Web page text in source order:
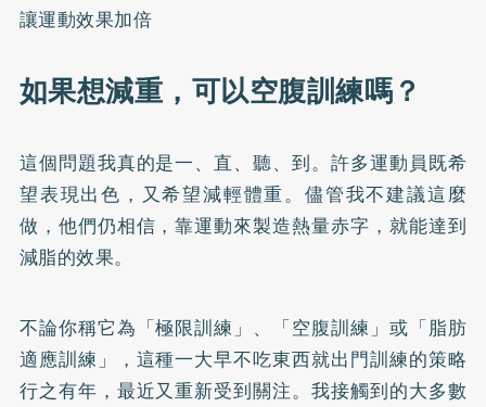
讓運動效果加倍
如果想減重，可以空腹訓練嗎？
這個問題我真的是一、直、聽、到。許多運動員既希
望表現出色，又希望減輕體重。儘管我不建議這麼
做，他們仍相信，靠運動來製造熱量赤字，就能達到
減脂的效果。
不論你稱它為「極限訓練」、「空腹訓練」或「脂肪
適應訓練」，這種一大早不吃東西就出門訓練的策略
行之有年，最近又重新受到關注。我接觸到的大多數